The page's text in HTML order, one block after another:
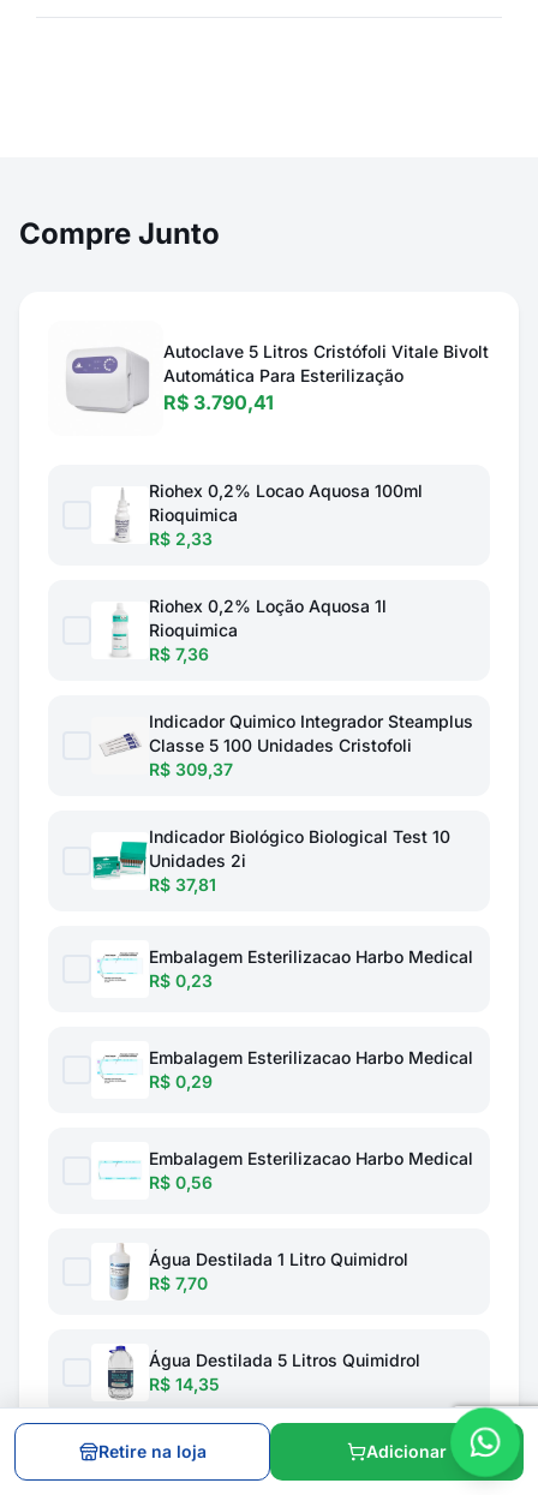
Compre Junto
Autoclave 5 Litros Cristófoli Vitale Bivolt
Automática Para Esterilização
R$ 3.790,41
Riohex 0,2% Locao Aquosa 100ml
Rioquimica
R$ 2,33
Riohex 0,2% Loção Aquosa 1l
Rioquimica
R$ 7,36
Indicador Quimico Integrador Steamplus
Classe 5 100 Unidades Cristofoli
R$ 309,37
Indicador Biológico Biological Test 10
Unidades 2i
R$ 37,81
Embalagem Esterilizacao Harbo Medical
R$ 0,23
Embalagem Esterilizacao Harbo Medical
R$ 0,29
Embalagem Esterilizacao Harbo Medical
R$ 0,56
Água Destilada 1 Litro Quimidrol
R$ 7,70
Água Destilada 5 Litros Quimidrol
R$ 14,35
Total do combo:
Retire na loja Adicionar